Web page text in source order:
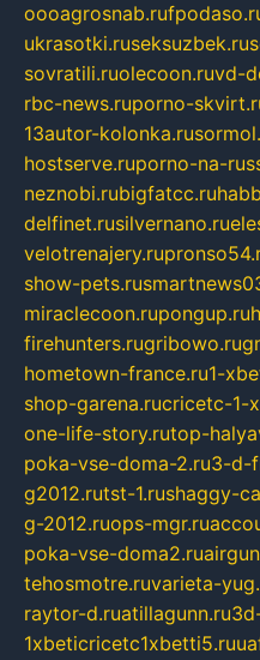
oooagrosnab.ru
ukrasotki.ruseksuzbek.ru
sovratili.ruolecoon.ruvd-
rbc-news.ruporno-
13autor-kolonka.ru
hostserve.ruporno-na-
neznobi.rubigfatcc.ru
delfinet.rusilvernano.ru
velotrenajery.ru
show-pets.ru
miraclecoon.rupongup.ru
firehunters.rugribowo.ru
hometown-france.ru1-
shop-garena.rucricetc-1-
one-life-story.rutop-
poka-vse-doma-2.ru3-d-
g2012.rutst-1.rushaggy-
g-2012.ruops-mgr.ru
poka-vse-doma2.ru
tehosmotre.ruvarieta-
raytor-d.ruatillagunn.ru
1xbeticricetc1xbetti5.ru